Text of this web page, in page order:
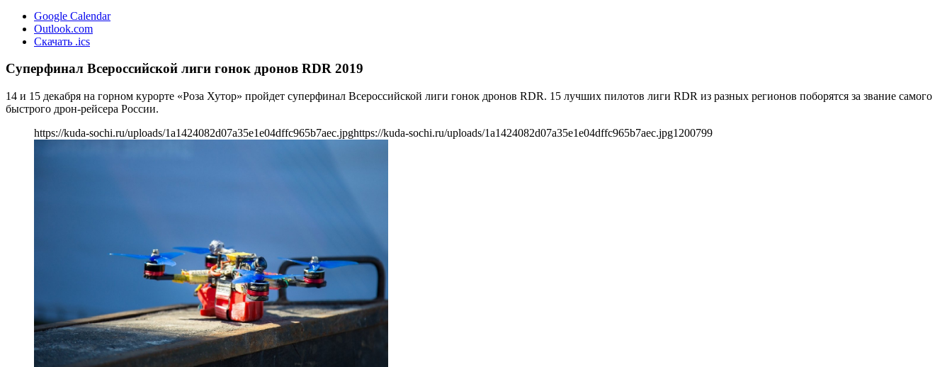
Google Calendar
Outlook.com
Скачать .ics
Суперфинал Всероссийской лиги гонок дронов RDR 2019
14 и 15 декабря на горном курорте «Роза Хутор» пройдет суперфинал Всероссийской лиги гонок дронов RDR. 15 лучших пилотов лиги RDR из разных регионов поборятся за звание самого
быстрого дрон-рейсера России.
https://kuda-sochi.ru/uploads/1a1424082d07a35e1e04dffc965b7aec.jpghttps://kuda-sochi.ru/uploads/1a1424082d07a35e1e04dffc965b7aec.jpg1200799